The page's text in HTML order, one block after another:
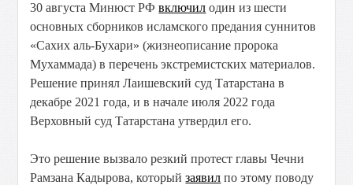
30 августа Минюст РФвключил один из шести
основных сборников исламского предания суннитов
«Сахих аль-Бухари» (жизнеописание пророка
Мухаммада) в перечень экстремистских материалов.
Решение принял Лаишевский суд Татарстана в
декабре 2021 года, и в начале июля 2022 года
Верховный суд Татарстана утвердил его.
Это решение вызвало резкий протест главы Чечни
Рамзана Кадырова, которыйзаявил по этому поводу